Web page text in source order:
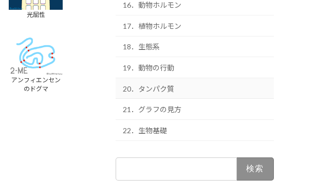
光屈性
アンフィエンセン
のドグマ
16．動物ホルモン
17．植物ホルモン
18．生態系
19．動物の行動
20．タンパク質
21．グラフの見方
22．生物基礎